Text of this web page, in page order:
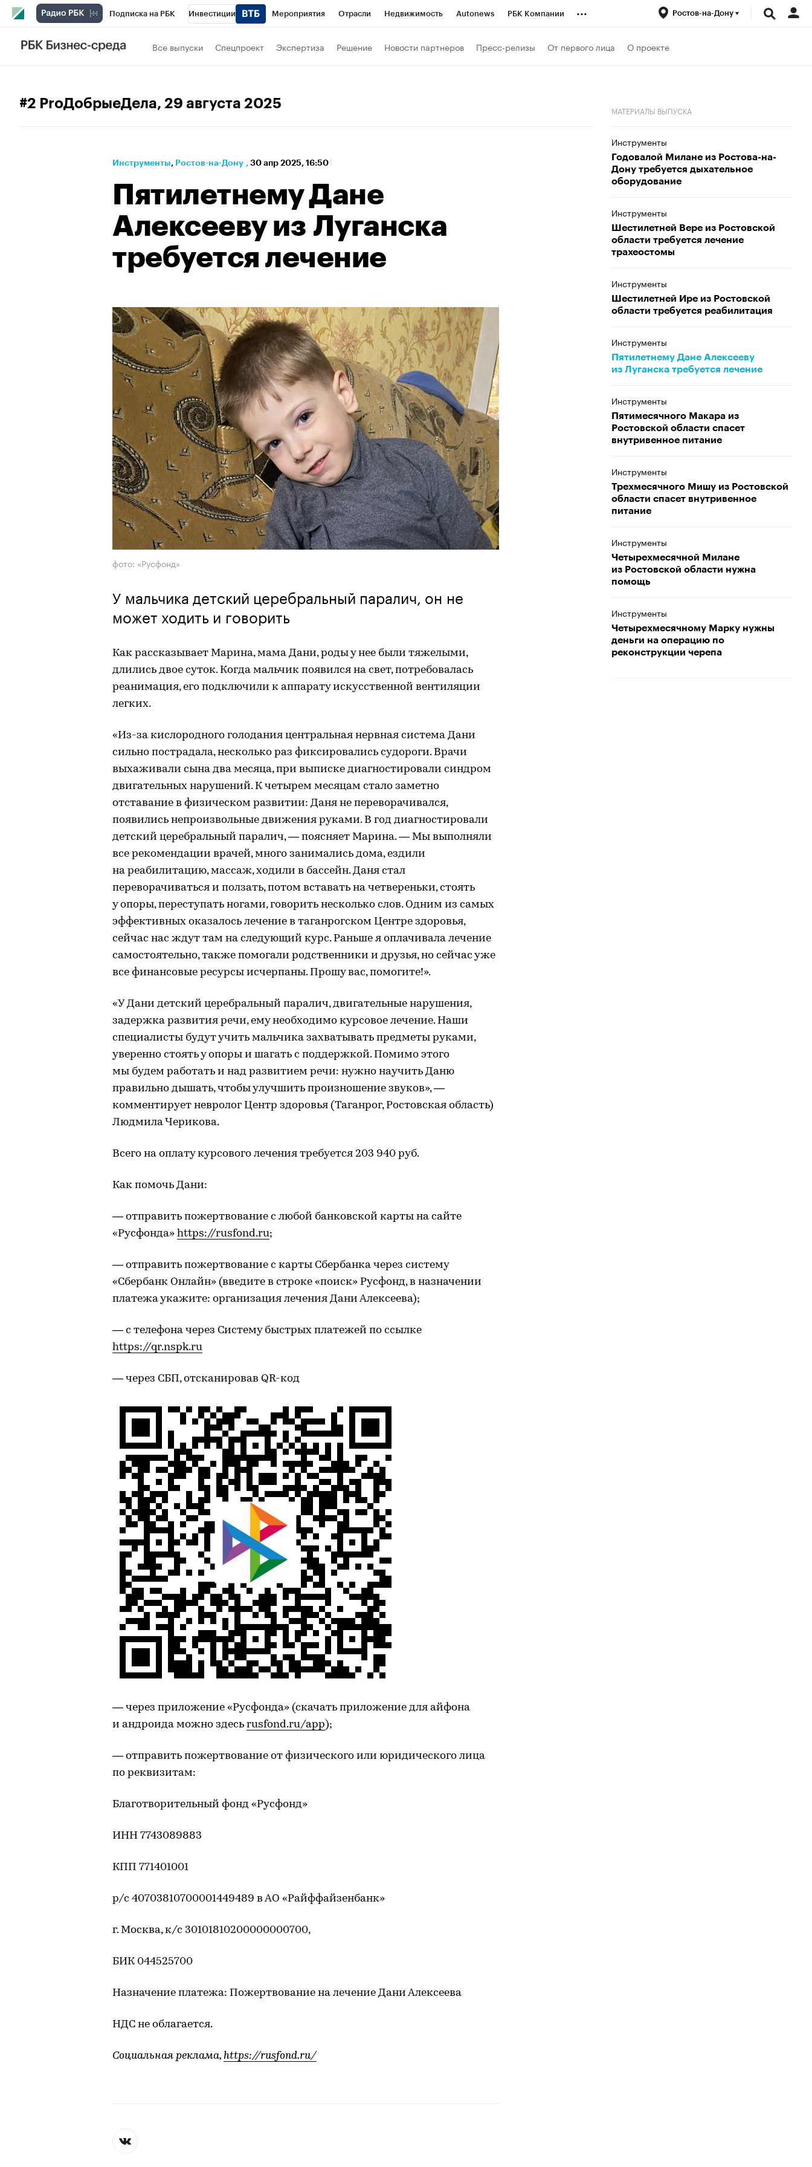
Подписка на РБК Инвестиции Мероприятия Отрасли Недвижимость Autonews РБК Компании
Телеканал
... Ростов-на-Дону
Все выпуски Спецпроект Экспертиза Решение Новости партнеров Пресс-релизы От первого лица О проекте
#2 ProДобрыеДела, 29 августа 2025
Инструменты⁠, Ростов-на-Дону , 30 апр 2025, 16:50
Пятилетнему Дане
Алексееву из Луганска
требуется лечение
фото: «Русфонд»
У мальчика детский церебральный паралич, он не
может ходить и говорить
Как рассказывает Марина, мама Дани, роды у нее были тяжелыми,
длились двое суток. Когда мальчик появился на свет, потребовалась
реанимация, его подключили к аппарату искусственной вентиляции
легких.
«Из-за кислородного голодания центральная нервная система Дани
сильно пострадала, несколько раз фиксировались судороги. Врачи
выхаживали сына два месяца, при выписке диагностировали синдром
двигательных нарушений. К четырем месяцам стало заметно
отставание в физическом развитии: Даня не переворачивался,
появились непроизвольные движения руками. В год диагностировали
детский церебральный паралич, — поясняет Марина. — Мы выполняли
все рекомендации врачей, много занимались дома, ездили
на реабилитацию, массаж, ходили в бассейн. Даня стал
переворачиваться и ползать, потом вставать на четвереньки, стоять
у опоры, переступать ногами, говорить несколько слов. Одним из самых
эффективных оказалось лечение в таганрогском Центре здоровья,
сейчас нас ждут там на следующий курс. Раньше я оплачивала лечение
самостоятельно, также помогали родственники и друзья, но сейчас уже
все финансовые ресурсы исчерпаны. Прошу вас, помогите!».
«У Дани детский церебральный паралич, двигательные нарушения,
задержка развития речи, ему необходимо курсовое лечение. Наши
специалисты будут учить мальчика захватывать предметы руками,
уверенно стоять у опоры и шагать с поддержкой. Помимо этого
мы будем работать и над развитием речи: нужно научить Даню
правильно дышать, чтобы улучшить произношение звуков», —
комментирует невролог Центр здоровья (Таганрог, Ростовская область)
Людмила Черикова.
Всего на оплату курсового лечения требуется 203 940 руб.
Как помочь Дани:
— отправить пожертвование с любой банковской карты на сайте
«Русфонда» https://rusfond.ru;
— отправить пожертвование с карты Сбербанка через систему
«Сбербанк Онлайн» (введите в строке «поиск» Русфонд, в назначении
платежа укажите: организация лечения Дани Алексеева);
— с телефона через Систему быстрых платежей по ссылке
https://qr.nspk.ru
­— через СБП, отсканировав QR-код
— через приложение «Русфонда» (скачать приложение для айфона
и андроида можно здесь rusfond.ru/app);
— отправить пожертвование от физического или юридического лица
по реквизитам:
Благотворительный фонд «Русфонд»
ИНН 7743089883
КПП 771401001
р/с 40703810700001449489 в АО «Райффайзенбанк»
г. Москва, к/с 30101810200000000700,
БИК 044525700
Назначение платежа: Пожертвование на лечение Дани Алексеева
НДС не облагается.
Социальная реклама, https://rusfond.ru/
МАТЕРИАЛЫ ВЫПУСКА
Инструменты
Годовалой Милане из Ростова-на-
Дону требуется дыхательное
оборудование
Инструменты
Шестилетней Вере из Ростовской
области требуется лечение
трахеостомы
Инструменты
Шестилетней Ире из Ростовской
области требуется реабилитация
Инструменты
Пятилетнему Дане Алексееву
из Луганска требуется лечение
Инструменты
Пятимесячного Макара из
Ростовской области спасет
внутривенное питание
Инструменты
Трехмесячного Мишу из Ростовской
области спасет внутривенное
питание
Инструменты
Четырехмесячной Милане
из Ростовской области нужна
помощь
Инструменты
Четырехмесячному Марку нужны
деньги на операцию по
реконструкции черепа